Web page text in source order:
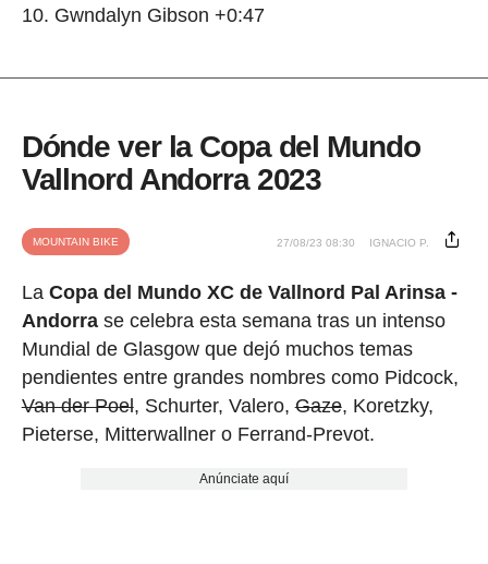
Gwndalyn Gibson +0:47
Dónde ver la Copa del Mundo
Vallnord Andorra 2023
MOUNTAIN BIKE 27/08/23 08:30 IGNACIO P.
La Copa del Mundo XC de Vallnord Pal Arinsa -
Andorrase celebra esta semana tras un intenso
Mundial de Glasgow que dejó muchos temas
pendientes entre grandes nombres como Pidcock,
Van der Poel, Schurter, Valero,Gaze, Koretzky,
Pieterse, Mitterwallner o Ferrand-Prevot.
Anúnciate aquí